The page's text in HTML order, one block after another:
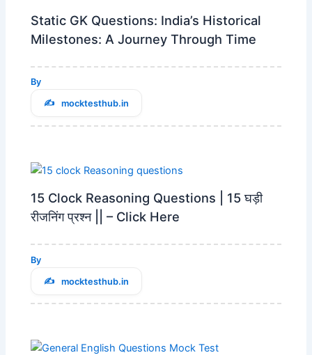
Static GK Questions: India’s Historical
Milestones: A Journey Through Time
By
mocktesthub.in
15 Clock Reasoning Questions | 15 घड़ी
रीजनिंग प्रश्न || – Click Here
By
mocktesthub.in